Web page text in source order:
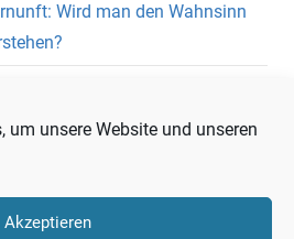
um unsere Website und unseren
Akzeptieren
Wird man den Wahnsinn
verstehen?